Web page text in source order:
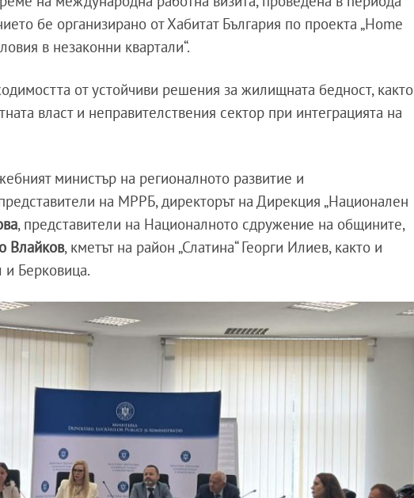
бе организирано от Хабитат България по проекта „Home
в незаконни квартали“.
от устойчиви решения за жилищната бедност, както
власт и неправителствения сектор при интеграцията на
министър на регионалното развитие и
на МРРБ, директорът на Дирекция „Национален
, представители на Националното сдружение на общините,
Влайков, кметът на район „Слатина“ Георги Илиев, както и
Берковица.